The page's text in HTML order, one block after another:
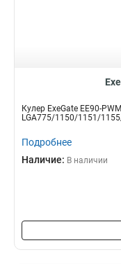
Кулер ExeGate EE90-
LGA775/1150/1151/
Подробнее
Наличие: В наличии